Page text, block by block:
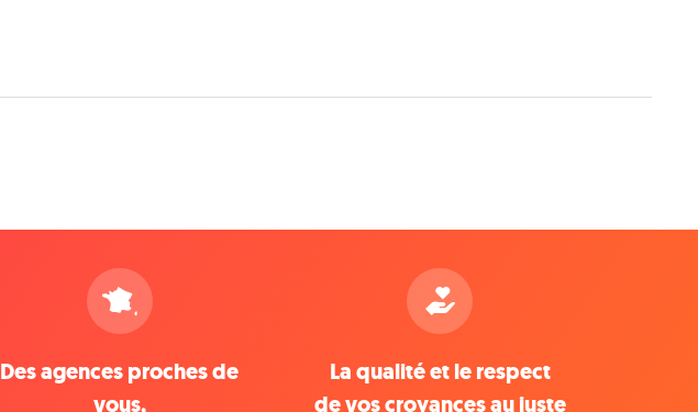
Des agences proches de
vous,
La qualité et le respect
de vos croyances au juste